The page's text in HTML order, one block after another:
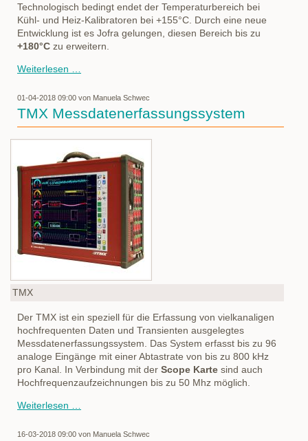
Technologisch bedingt endet der Temperaturbereich bei
Kühl- und Heiz-Kalibratoren bei +155°C. Durch eine neue
Entwicklung ist es Jofra gelungen, diesen Bereich bis zu
+180°C zu erweitern.
Weiterlesen …
der
Jofra
RTC
01-04-2018 09:00 von Manuela Schwec
TMX Messdatenerfassungssystem
TMX
Der TMX ist ein speziell für die Erfassung von vielkanaligen
hochfrequenten Daten und Transienten ausgelegtes
Messdatenerfassungssystem. Das System erfasst bis zu 96
analoge Eingänge mit einer Abtastrate von bis zu 800 kHz
pro Kanal. In Verbindung mit der Scope Karte sind auch
Hochfrequenzaufzeichnungen bis zu 50 Mhz möglich.
Weiterlesen …
16-03-2018 09:00 von Manuela Schwec